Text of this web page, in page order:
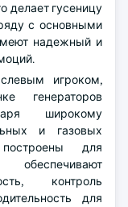
делает гусеницу
с основными
надежный и
игроком,
генераторов
широкому
и газовых
для
контроль
для